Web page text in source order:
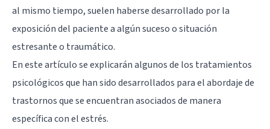
al mismo tiempo, suelen haberse desarrollado por la
exposición del paciente a algún suceso o situación
estresante o traumático.
En este artículo se explicarán algunos de los tratamientos
psicológicos que han sido desarrollados para el abordaje de
trastornos que se encuentran asociados de manera
específica con el estrés.